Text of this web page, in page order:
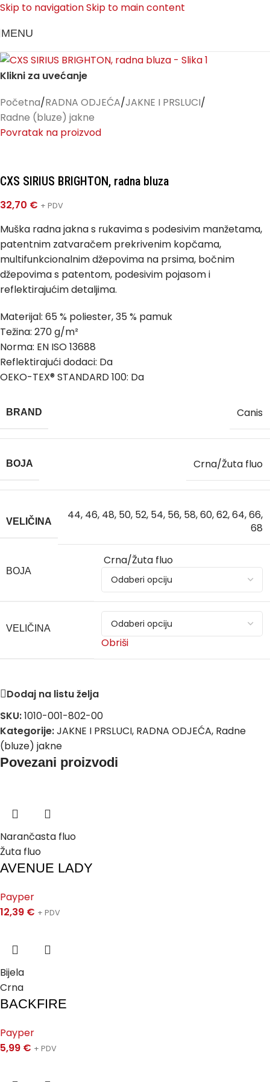
Skip to navigationSkip to main content
MENU
Klikni za uvećanje
Početna/RADNA ODJEĆA/JAKNE I PRSLUCI/
Radne (bluze) jakne
Povratak na proizvod
CXS SIRIUS BRIGHTON, radna bluza
32,70 € + PDV
Muška radna jakna s rukavima s podesivim manžetama,
patentnim zatvaračem prekrivenim kopčama,
multifunkcionalnim džepovima na prsima, bočnim
džepovima s patentom, podesivim pojasom i
reflektirajućim detaljima.
Materijal: 65 % poliester, 35 % pamuk
Težina: 270 g/m²
Norma: EN ISO 13688
Reflektirajući dodaci: Da
OEKO-TEX® STANDARD 100: Da
BRAND Canis
BOJA Crna/Žuta fluo
VELIČINA 44, 46, 48, 50, 52, 54, 56, 58,60,62,64,66,
68
BOJA
Crna/Žuta fluo
VELIČINA
Obriši
Dodaj na listu želja
SKU:1010-001-802-00
Kategorije:JAKNE I PRSLUCI, RADNA ODJEĆA, Radne
(bluze) jakne
Povezani proizvodi
Narančasta fluo
Žuta fluo
AVENUE LADY
Payper
12,39 € + PDV
Bijela
Crna
BACKFIRE
Payper
5,99 € + PDV